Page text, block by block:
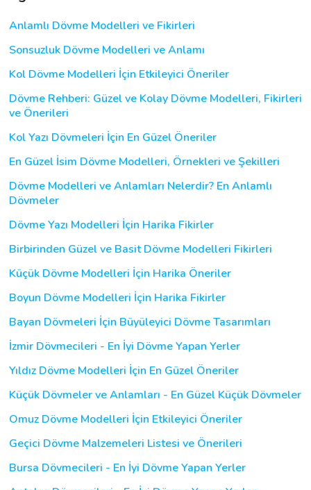
Anlamlı Dövme Modelleri ve Fikirleri
Sonsuzluk Dövme Modelleri ve Anlamı
Kol Dövme Modelleri İçin Etkileyici Öneriler
Dövme Rehberi: Güzel ve Kolay Dövme Modelleri, Fikirleri
ve Önerileri
Kol Yazı Dövmeleri İçin En Güzel Öneriler
En Güzel İsim Dövme Modelleri, Örnekleri ve Şekilleri
Dövme Modelleri ve Anlamları Nelerdir? En Anlamlı
Dövmeler
Dövme Yazı Modelleri İçin Harika Fikirler
Birbirinden Güzel ve Basit Dövme Modelleri Fikirleri
Küçük Dövme Modelleri İçin Harika Öneriler
Boyun Dövme Modelleri İçin Harika Fikirler
Bayan Dövmeleri İçin Büyüleyici Dövme Tasarımları
İzmir Dövmecileri - En İyi Dövme Yapan Yerler
Yıldız Dövme Modelleri İçin En Güzel Öneriler
Küçük Dövmeler ve Anlamları - En Güzel Küçük Dövmeler
Omuz Dövme Modelleri İçin Etkileyici Öneriler
Geçici Dövme Malzemeleri Listesi ve Önerileri
Bursa Dövmecileri - En İyi Dövme Yapan Yerler